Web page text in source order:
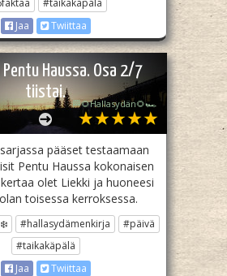
#taikakäpälä
Jaa
Twiittaa
Pentu Haussa. Osa 2/7
tiistai.
🏁🌻Hallasydän🌻🏎️
pääset testaamaan
Pentu Haussa kokonaisen
olet Liekki ja huoneesi
toisessa kerroksessa.
#hallasydämenkirja
#päivä
#taikakäpälä
Jaa
Twiittaa